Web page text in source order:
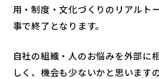
用・制度・文化づくりのリアルト
事で終了となります。
自社の組織・人のお悩みを外部に
しく、機会も少ないかと思います